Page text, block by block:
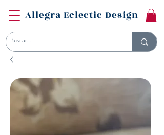
Allegra Eclectic Design